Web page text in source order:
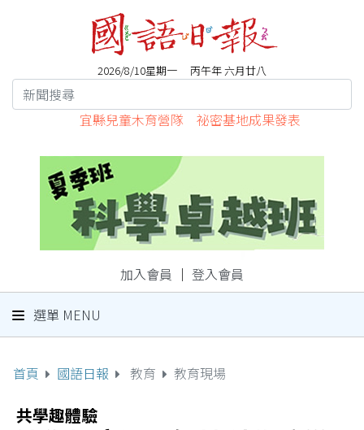
2026/8/10星期一 丙午年 六月廿八
宜縣兒童木育營隊 祕密基地成果發表
加入會員 ｜ 登入會員
選單 MENU
首頁 國語日報 教育 教育現場
共學趣體驗